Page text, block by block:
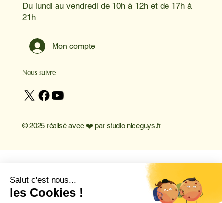
Du lundi au vendredi de 10h à 12h et de 17h à
21h
Mon compte
Nous suivre
© 2025 réalisé avec ❤️ parstudio niceguys.fr